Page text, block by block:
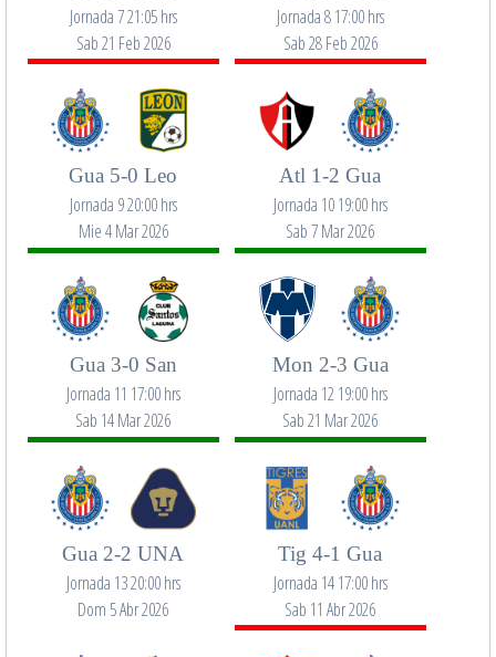
Jornada 7 21:05 hrs
Sab 21 Feb 2026
Jornada 8 17:00 hrs
Sab 28 Feb 2026
Gua 5-0 Leo
Jornada 9 20:00 hrs
Mie 4 Mar 2026
Atl 1-2 Gua
Jornada 10 19:00 hrs
Sab 7 Mar 2026
Gua 3-0 San
Jornada 11 17:00 hrs
Sab 14 Mar 2026
Mon 2-3 Gua
Jornada 12 19:00 hrs
Sab 21 Mar 2026
Gua 2-2 UNA
Jornada 13 20:00 hrs
Dom 5 Abr 2026
Tig 4-1 Gua
Jornada 14 17:00 hrs
Sab 11 Abr 2026